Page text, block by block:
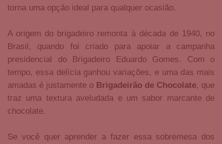
torna uma opção ideal para qualquer ocasião.
A origem do brigadeiro remonta à década de 1940, no
Brasil, quando foi criado para apoiar a campanha
presidencial do Brigadeiro Eduardo Gomes. Com o
tempo, essa delícia ganhou variações, e uma das mais
amadas é justamente o Brigadeirão de Chocolate, que
traz uma textura aveludada e um sabor marcante de
chocolate.
Se você quer aprender a fazer essa sobremesa dos